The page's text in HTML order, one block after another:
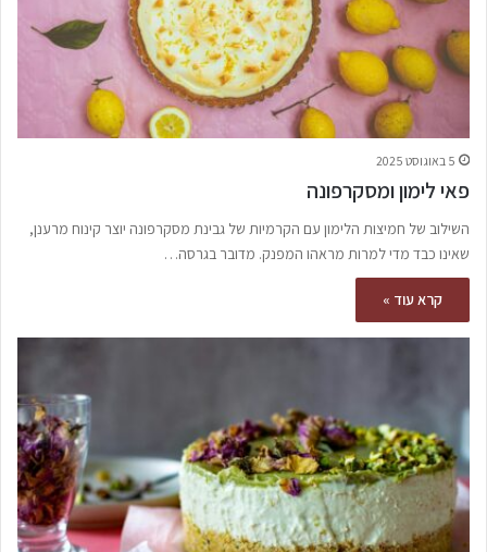
5 באוגוסט 2025
פאי לימון ומסקרפונה
השילוב של חמיצות הלימון עם הקרמיות של גבינת מסקרפונה יוצר קינוח מרענן,
שאינו כבד מדי למרות מראהו המפנק. מדובר בגרסה…
קרא עוד »